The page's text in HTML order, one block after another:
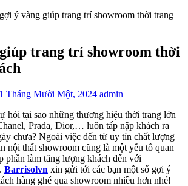
ý vàng giúp trang trí showroom thời trang
trang trí showroom thời
1 Tháng Mười Một, 2024 admin
hỏi tại sao những thương hiệu thời trang lớn
Prada, Dior,… luôn tấp nập khách ra
chưa? Ngoài việc đến từ uy tín chất lượng
nội thất showroom cũng là một yếu tố quan
phần làm tăng lượng khách đến với
Barrisolvn xin gửi tới các bạn một số gợi ý
hàng ghé qua showroom nhiều hơn nhé!